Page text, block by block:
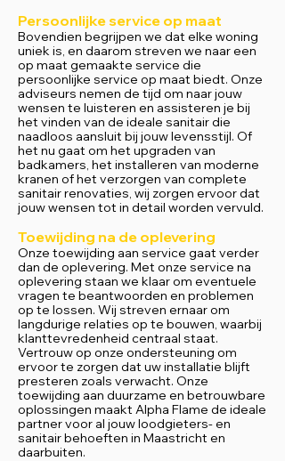
Persoonlijke service op maat
Bovendien begrijpen we dat elke woning
uniek is, en daarom streven we naar een
op maat gemaakte service die
persoonlijke service op maat biedt. Onze
adviseurs nemen de tijd om naar jouw
wensen te luisteren en assisteren je bij
het vinden van de ideale sanitair die
naadloos aansluit bij jouw levensstijl. Of
het nu gaat om het upgraden van
badkamers, het installeren van moderne
kranen of het verzorgen van complete
sanitair renovaties, wij zorgen ervoor dat
jouw wensen tot in detail worden vervuld.
Toewijding na de oplevering
Onze toewijding aan service gaat verder
dan de oplevering. Met onze service na
oplevering staan we klaar om eventuele
vragen te beantwoorden en problemen
op te lossen. Wij streven ernaar om
langdurige relaties op te bouwen, waarbij
klanttevredenheid centraal staat.
Vertrouw op onze ondersteuning om
ervoor te zorgen dat uw installatie blijft
presteren zoals verwacht. Onze
toewijding aan duurzame en betrouwbare
oplossingen maakt Alpha Flame de ideale
partner voor al jouw loodgieters- en
sanitair behoeften in Maastricht en
daarbuiten.